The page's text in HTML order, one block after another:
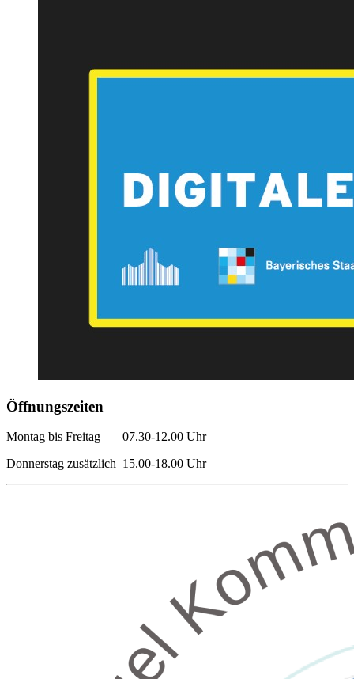
Öffnungszeiten
Montag bis Freitag 07.30-12.00 Uhr
Donnerstag zusätzlich 15.00-18.00 Uhr